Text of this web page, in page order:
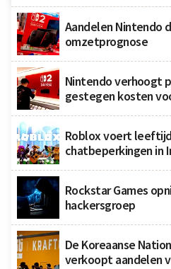
Aandelen Nintendo
omzetprognose
Nintendo verhoogt
gestegen kosten
Roblox voert
chatbeperkingen in
Rockstar Games
hackersgroep
De Koreaanse
verkoopt aandelen